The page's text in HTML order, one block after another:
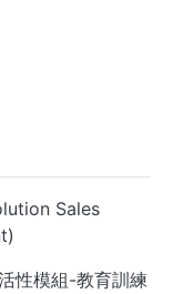
Sales
性模組-教育訓練